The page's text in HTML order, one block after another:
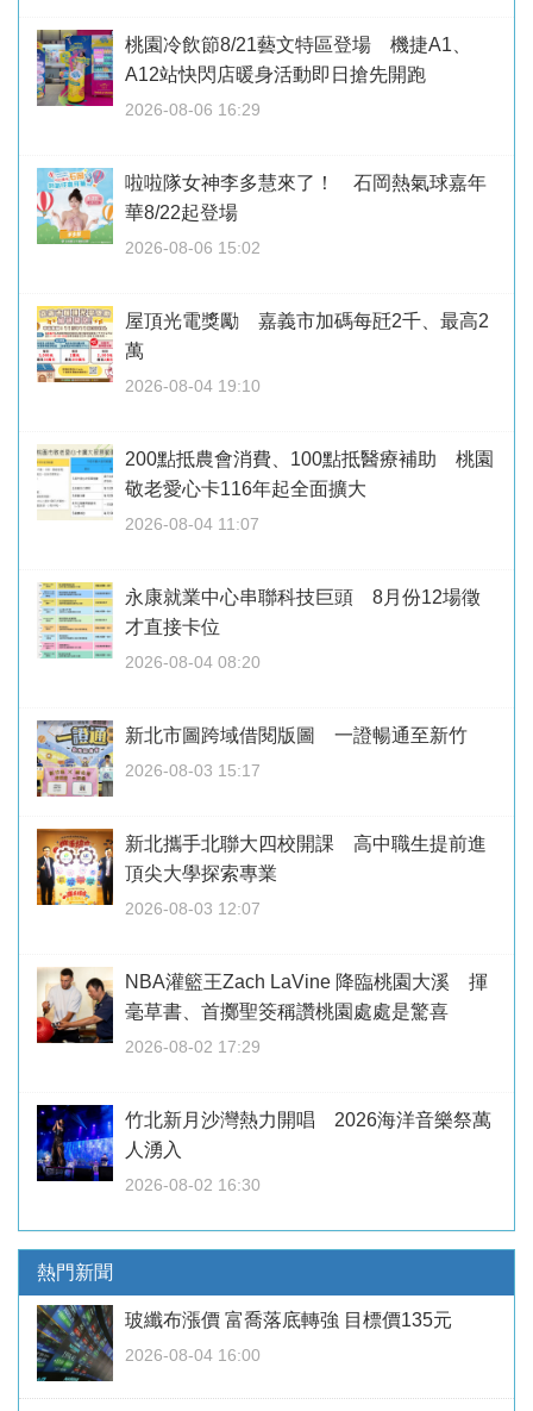
桃園冷飲節8/21藝文特區登場 機捷A1、
A12站快閃店暖身活動即日搶先開跑
2026-08-06 16:29
啦啦隊女神李多慧來了！ 石岡熱氣球嘉年
華8/22起登場
2026-08-06 15:02
屋頂光電獎勵 嘉義市加碼每瓩2千、最高2
萬
2026-08-04 19:10
200點抵農會消費、100點抵醫療補助 桃園
敬老愛心卡116年起全面擴大
2026-08-04 11:07
永康就業中心串聯科技巨頭 8月份12場徵
才直接卡位
2026-08-04 08:20
新北市圖跨域借閱版圖 一證暢通至新竹
2026-08-03 15:17
新北攜手北聯大四校開課 高中職生提前進
頂尖大學探索專業
2026-08-03 12:07
NBA灌籃王Zach LaVine 降臨桃園大溪 揮
毫草書、首擲聖筊稱讚桃園處處是驚喜
2026-08-02 17:29
竹北新月沙灣熱力開唱 2026海洋音樂祭萬
人湧入
2026-08-02 16:30
熱門新聞
玻纖布漲價 富喬落底轉強 目標價135元
2026-08-04 16:00